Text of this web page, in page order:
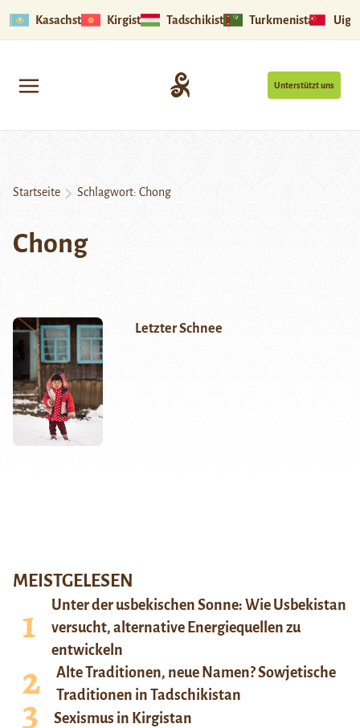
Kasachstan Kirgistan Tadschikistan Turkmenistan
Unterstützt uns
Startseite Schlagwort: Chong
Chong
Letzter Schnee
MEISTGELESEN
Unter der usbekischen Sonne: Wie Usbekistan
versucht, alternative Energiequellen zu
entwickeln
Alte Traditionen, neue Namen? Sowjetische
Traditionen in Tadschikistan
Sexismus in Kirgistan